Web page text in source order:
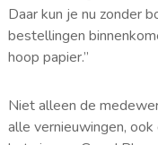
Daar kun je nu zonder
bestellingen
hoop papier.”
Niet alleen de
alle vernieuwingen,